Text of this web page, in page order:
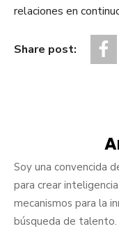
relaciones en
Share post:
Soy una convencida
para crear
mecanismos para la
búsqueda de